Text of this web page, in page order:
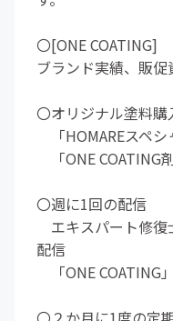
〇[ONE COATING]
ブランド実績、販
〇オリジナル塗料購
「HOMAREスペシ
「ONE COATING剤
〇週に1回の配信
エキスパート修復
配信
「ONE COATING